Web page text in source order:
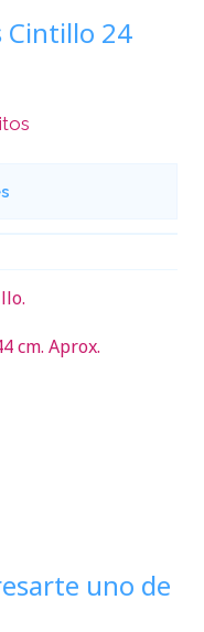
Cintillo 24
cm. Aprox.
uno de